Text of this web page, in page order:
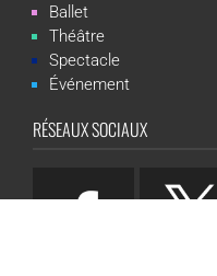
Ballet
Théâtre
Spectacle
Événement
RÉSEAUX SOCIAUX